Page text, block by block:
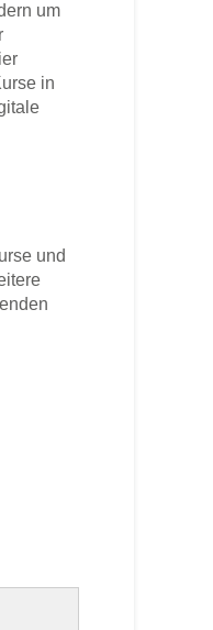
um
in
und